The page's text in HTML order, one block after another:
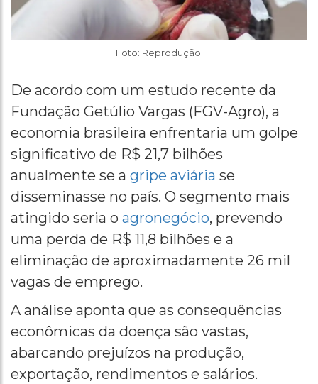
Foto: Reprodução.
De acordo com um estudo recente da
Fundação Getúlio Vargas (FGV-Agro), a
economia brasileira enfrentaria um golpe
significativo de R$ 21,7 bilhões
anualmente se a gripe aviária se
disseminasse no país. O segmento mais
atingido seria o agronegócio, prevendo
uma perda de R$ 11,8 bilhões e a
eliminação de aproximadamente 26 mil
vagas de emprego.
A análise aponta que as consequências
econômicas da doença são vastas,
abarcando prejuízos na produção,
exportação, rendimentos e salários.